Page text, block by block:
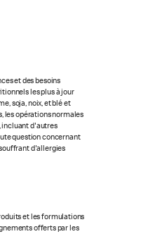
et des besoins
les plus à jour
soja, noix, et blé et
les opérations normales
incluant d'autres
question concernant
d'allergies
et les formulations
offerts par les